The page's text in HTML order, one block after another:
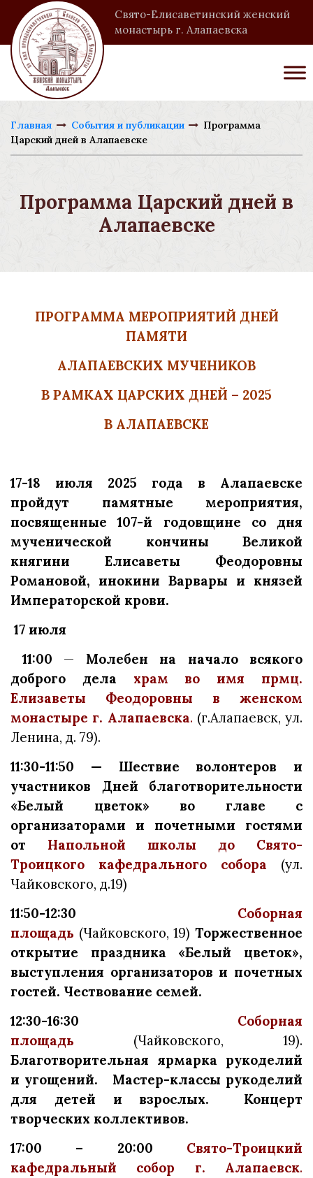
Свято-Елисаветинский женский
монастырь г. Алапаевска
Главная События и публикации
Программа
Царский дней в Алапаевске
Программа Царский дней в
Алапаевске
ПРОГРАММА МЕРОПРИЯТИЙ ДНЕЙ
ПАМЯТИ
АЛАПАЕВСКИХ МУЧЕНИКОВ
В РАМКАХ ЦАРСКИХ ДНЕЙ – 2025
В АЛАПАЕВСКЕ
17-18 июля 2025 года в Алапаевске
пройдут памятные мероприятия,
посвященные 107-й годовщине со дня
мученической кончины Великой
княгини Елисаветы Феодоровны
Романовой, инокини Варвары и князей
Императорской крови.
17 июля
11:00 — Молебен на начало всякого
доброго дела храм во имя прмц.
Елизаветы Феодоровны в женском
монастыре г. Алапаевска. (г.Алапаевск, ул.
Ленина, д. 79).
11:30-11:50 —
Шествие волонтеров и
участников Дней благотворительности
«Белый цветок» во главе с
организаторами и почетными гостями
от
Напольной школы до Свято-
Троицкого кафедрального собора
(ул.
Чайковского, д.19)
11:50-12:30
Соборная
площадь (Чайковского, 19) Торжественное
открытие праздника «Белый цветок»,
выступления организаторов и почетных
гостей. Чествование семей.
12:30-16:30
Соборная
площадь (Чайковского, 19).
Благотворительная ярмарка рукоделий
и угощений. Мастер-классы рукоделий
для детей и взрослых. Концерт
творческих коллективов.
17:00 – 20:00 Свято-Троицкий
кафедральный собор г. Алапаевск.